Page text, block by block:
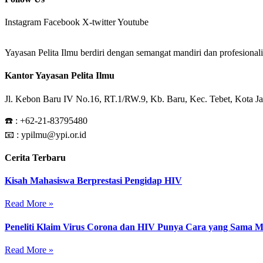
Instagram Facebook X-twitterYoutube
Yayasan Pelita Ilmu berdiri dengan semangat mandiri dan
Kantor Yayasan Pelita Ilmu
Jl. Kebon Baru IV No.16, RT.1/RW.9, Kb. Baru, Kec. Tebet, Kota
☎️ : +62-21-83795480
📧 : ypilmu@ypi.or.id
Cerita Terbaru
Kisah Mahasiswa Berprestasi Pengidap HIV
Read More »
Peneliti Klaim Virus Corona dan HIV Punya Cara yang Sama
Read More »